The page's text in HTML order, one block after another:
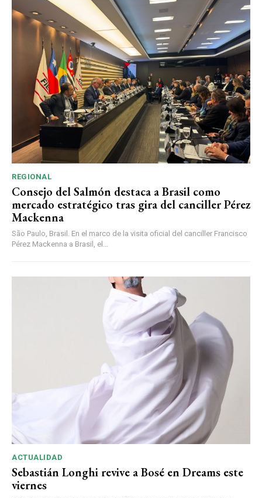
REGIONAL
Consejo del Salmón destaca a Brasil como
mercado estratégico tras gira del canciller Pérez
Mackenna
São Paulo, Brasil. En el marco de la visita oficial del canciller Francisco
Pérez Mackenna a Brasil, el...
ACTUALIDAD
Sebastián Longhi revive a Bosé en Dreams este
viernes